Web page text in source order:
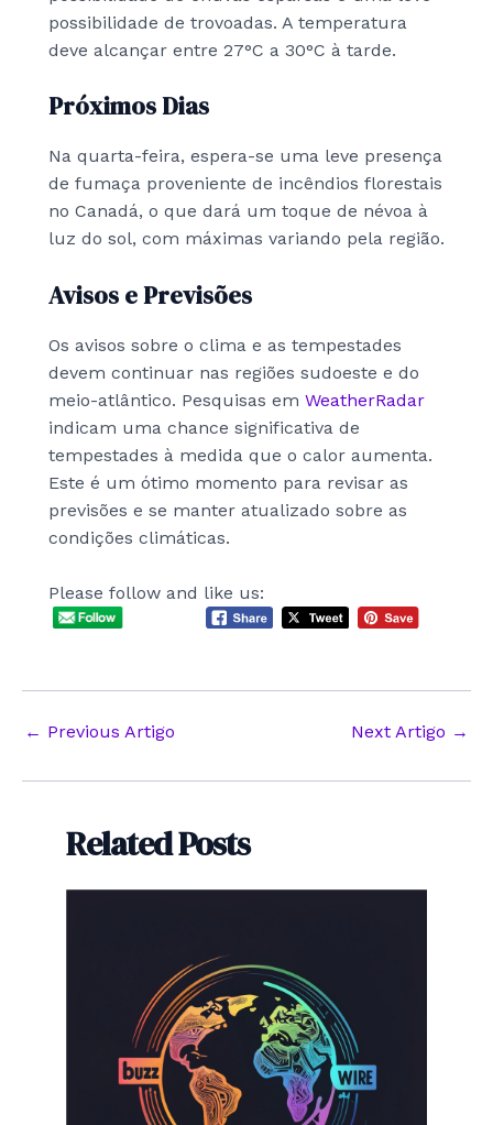
possibilidade de trovoadas. A temperatura
deve alcançar entre 27°C a 30°C à tarde.
Próximos Dias
Na quarta-feira, espera-se uma leve presença
de fumaça proveniente de incêndios florestais
no Canadá, o que dará um toque de névoa à
luz do sol, com máximas variando pela região.
Avisos e Previsões
Os avisos sobre o clima e as tempestades
devem continuar nas regiões sudoeste e do
meio-atlântico. Pesquisas em WeatherRadar
indicam uma chance significativa de
tempestades à medida que o calor aumenta.
Este é um ótimo momento para revisar as
previsões e se manter atualizado sobre as
condições climáticas.
Please follow and like us:
Post
← Previous Artigo Next Artigo →
Related Posts